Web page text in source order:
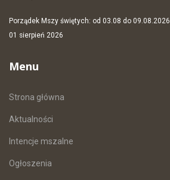
Porządek Mszy świętych: od 03.08 do 09.08.2026
01 sierpień 2026
Menu
Strona główna
Aktualności
Intencje mszalne
Ogłoszenia